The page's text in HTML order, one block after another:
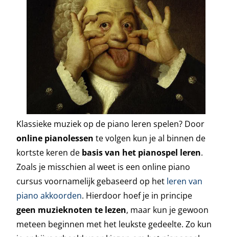
Klassieke muziek op de piano leren spelen? Door
online pianolessen te volgen kun je al binnen de
kortste keren de basis van het pianospel leren.
Zoals je misschien al weet is een online piano
cursus voornamelijk gebaseerd op het leren van
piano akkoorden. Hierdoor hoef je in principe
geen muzieknoten te lezen, maar kun je gewoon
meteen beginnen met het leukste gedeelte. Zo kun